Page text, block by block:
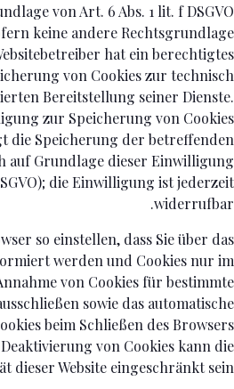
von Art. 6 Abs. 1 lit. f DSGVO
keine andere Rechtsgrundlage
hat ein berechtigtes
von Cookies zur technisch
Bereitstellung seiner Dienste.
zur Speicherung von Cookies
die Speicherung der betreffenden
auf Grundlage dieser Einwilligung
die Einwilligung ist jederzeit
widerrufbar.
so einstellen, dass Sie über das
werden und Cookies nur im
von Cookies für bestimmte
sowie das automatische
beim Schließen des Browsers
von Cookies kann die
dieser Website eingeschränkt sein.